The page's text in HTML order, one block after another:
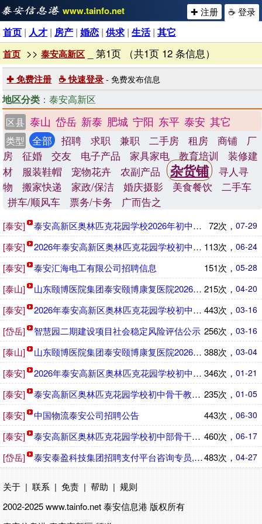
www.tainfo.net ☕ 登录
✚ 注册
首页 | 人才 | 房产 | 婚恋 | 供求| 生活| 其它
首页 >> 泰安高新区 _ 第1页 （共1页 12 条信息）
✚ 免费注册 ☕ 快速登录 - 免费发布信息
地区分类 ：泰安高新区
区县 泰山 岱岳 新泰 肥城 宁阳 东平 泰安 其它
类型 全部 招聘 求职 兼职 二手房 租房 商铺
厂
房
征婚 交友 电子产品 家具家电 教育培训
装修建
材
服装鞋帽 宠物花卉 农副产品 杂货铺
寻人寻
物
搬家快递 家政/保洁 婚庆摄影 美食餐饮
二手车
拼车/顺风车
票务/卡务 广而告之
07-29
72次，
[泰安] 泰安高新区奥林匹克花园学校2026年初中骨干教师及储备教
06-24
113次，
[泰安] 2026年泰安高新区奥林匹克花园学校初中骨干教师招聘公告
05-28
151次，
[泰安] 泰安汇海电工有限公司招聘信息
04-20
215次，
[泰山] 山东颐博医院集团泰安颐博康复医院2026年招聘公告
03-16
443次，
[泰安] 2026年泰安高新区奥林匹克花园学校初中骨干教师招聘公告
03-16
256次，
[岱岳] 智慧园二期建设项目社会稳定风险评估公示
03-04
388次，
[泰山] 山东颐博医院集团泰安颐博康复医院2026年招聘公告
01-21
346次，
[泰安] 2026年泰安高新区奥林匹克花园学校初中骨干教师招聘公告
01-05
235次，
[泰安] 泰安高新区奥林匹克花园学校初中骨干教师招聘公告
06-30
443次，
[泰安] 中国物流泰安公司招聘公告
06-17
460次，
[泰安] 泰安高新区奥林匹克花园学校初中部骨干教师招聘公告
04-27
483次，
[岱岳] 泰安泰盈科技集团招聘支付平台咨询专员,电商数字后台专员,
关于 | 联系 | 免责 | 帮助 | 规则
2002-2025 www.tainfo.net泰安信息港 版权所有